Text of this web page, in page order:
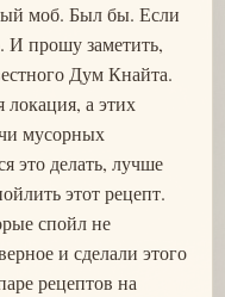
моб. Был бы. Если
И прошу заметить,
Дум Кнайта.
а этих
мусорных
это делать, лучше
этот рецепт.
спойл не
и сделали этого
рецептов на